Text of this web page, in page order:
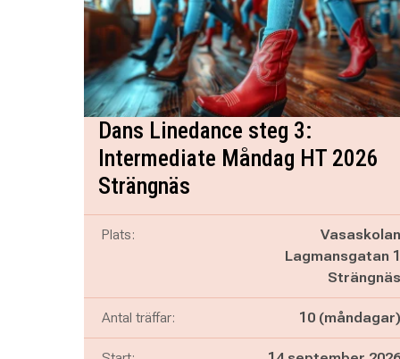
Dans Linedance steg 3:
Intermediate Måndag HT 2026
Strängnäs
Plats:
Vasaskolan
Lagmansgatan 1
Strängnäs
Antal träffar: 10 (måndagar)